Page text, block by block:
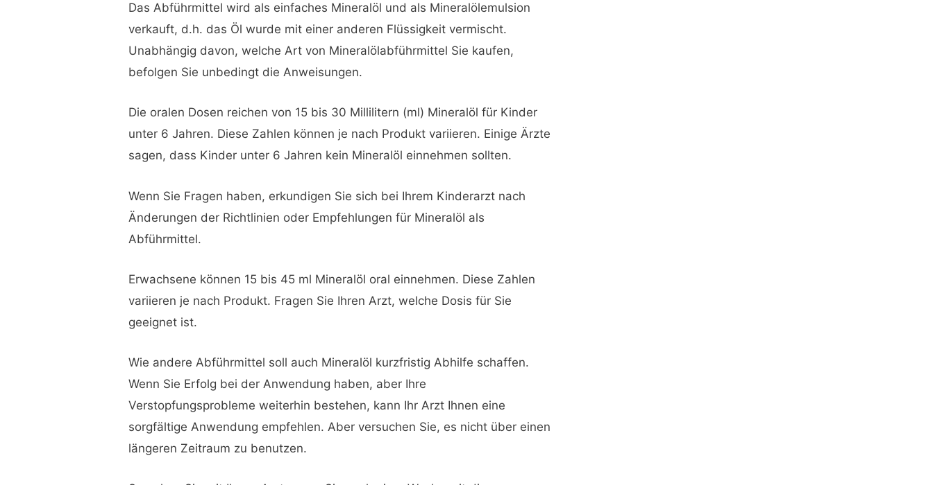
Das Abführmittel wird als einfaches Mineralöl und als Mineralölemulsion
verkauft, d.h. das Öl wurde mit einer anderen Flüssigkeit vermischt.
Unabhängig davon, welche Art von Mineralölabführmittel Sie kaufen,
befolgen Sie unbedingt die Anweisungen.
Die oralen Dosen reichen von 15 bis 30 Millilitern (ml) Mineralöl für Kinder
unter 6 Jahren. Diese Zahlen können je nach Produkt variieren. Einige Ärzte
sagen, dass Kinder unter 6 Jahren kein Mineralöl einnehmen sollten.
Wenn Sie Fragen haben, erkundigen Sie sich bei Ihrem Kinderarzt nach
Änderungen der Richtlinien oder Empfehlungen für Mineralöl als
Abführmittel.
Erwachsene können 15 bis 45 ml Mineralöl oral einnehmen. Diese Zahlen
variieren je nach Produkt. Fragen Sie Ihren Arzt, welche Dosis für Sie
geeignet ist.
Wie andere Abführmittel soll auch Mineralöl kurzfristig Abhilfe schaffen.
Wenn Sie Erfolg bei der Anwendung haben, aber Ihre
Verstopfungsprobleme weiterhin bestehen, kann Ihr Arzt Ihnen eine
sorgfältige Anwendung empfehlen. Aber versuchen Sie, es nicht über einen
längeren Zeitraum zu benutzen.